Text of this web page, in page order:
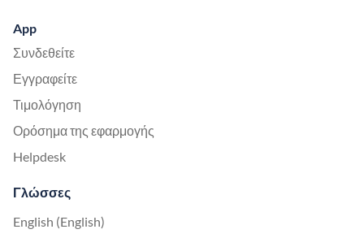
App
Συνδεθείτε
Εγγραφείτε
Τιμολόγηση
Ορόσημα της εφαρμογής
Helpdesk
Γλώσσες
English (English)